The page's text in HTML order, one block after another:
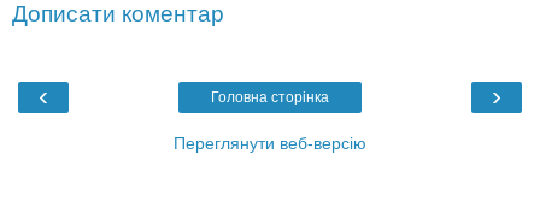
Дописати коментар
‹ ›
Головна сторінка
Переглянути веб-версію